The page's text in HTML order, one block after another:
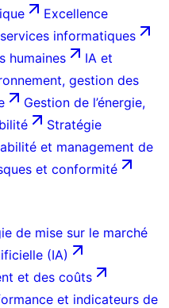
Excellence
informatiques
humaines
IA et
gestion des
Gestion de l’énergie,
Stratégie
et management de
et conformité
de mise sur le marché
(IA)
et des coûts
et indicateurs de